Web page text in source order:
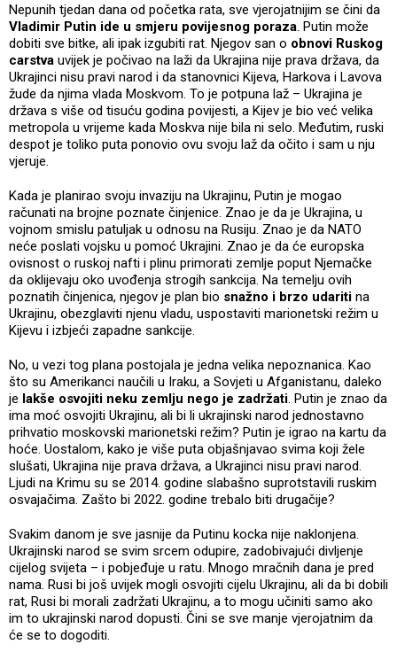
Nepunih tjedan dana od početka rata, sve vjerojatnijim se čini da
Vladimir Putin ide u smjeru povijesnog poraza. Putin može
dobiti sve bitke, ali ipak izgubiti rat. Njegov san o obnovi Ruskog
carstva uvijek je počivao na laži da Ukrajina nije prava država, da
Ukrajinci nisu pravi narod i da stanovnici Kijeva, Harkova i Lavova
žude da njima vlada Moskvom. To je potpuna laž – Ukrajina je
država s više od tisuću godina povijesti, a Kijev je bio već velika
metropola u vrijeme kada Moskva nije bila ni selo. Međutim, ruski
despot je toliko puta ponovio ovu svoju laž da očito i sam u nju
vjeruje.
Kada je planirao svoju invaziju na Ukrajinu, Putin je mogao
računati na brojne poznate činjenice. Znao je da je Ukrajina, u
vojnom smislu patuljak u odnosu na Rusiju. Znao je da NATO
neće poslati vojsku u pomoć Ukrajini. Znao je da će europska
ovisnost o ruskoj nafti i plinu primorati zemlje poput Njemačke
da oklijevaju oko uvođenja strogih sankcija. Na temelju ovih
poznatih činjenica, njegov je plan bio snažno i brzo udariti na
Ukrajinu, obezglaviti njenu vladu, uspostaviti marionetski režim u
Kijevu i izbjeći zapadne sankcije.
No, u vezi tog plana postojala je jedna velika nepoznanica. Kao
što su Amerikanci naučili u Iraku, a Sovjeti u Afganistanu, daleko
je lakše osvojiti neku zemlju nego je zadržati. Putin je znao da
ima moć osvojiti Ukrajinu, ali bi li ukrajinski narod jednostavno
prihvatio moskovski marionetski režim? Putin je igrao na kartu da
hoće. Uostalom, kako je više puta objašnjavao svima koji žele
slušati, Ukrajina nije prava država, a Ukrajinci nisu pravi narod.
Ljudi na Krimu su se 2014. godine slabašno suprotstavili ruskim
osvajačima. Zašto bi 2022. godine trebalo biti drugačije?
Svakim danom je sve jasnije da Putinu kocka nije naklonjena.
Ukrajinski narod se svim srcem odupire, zadobivajući divljenje
cijelog svijeta – i pobjeđuje u ratu. Mnogo mračnih dana je pred
nama. Rusi bi još uvijek mogli osvojiti cijelu Ukrajinu, ali da bi dobili
rat, Rusi bi morali zadržati Ukrajinu, a to mogu učiniti samo ako
im to ukrajinski narod dopusti. Čini se sve manje vjerojatnim da
će se to dogoditi.